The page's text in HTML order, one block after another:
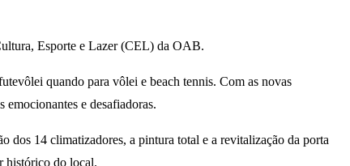
Esporte e Lazer (CEL) da OAB.
quando para vôlei e beach tennis. Com as novas
emocionantes e desafiadoras.
dos 14 climatizadores, a pintura total e a revitalização da porta
histórico do local.